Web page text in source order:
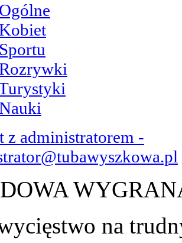
z administratorem -
na